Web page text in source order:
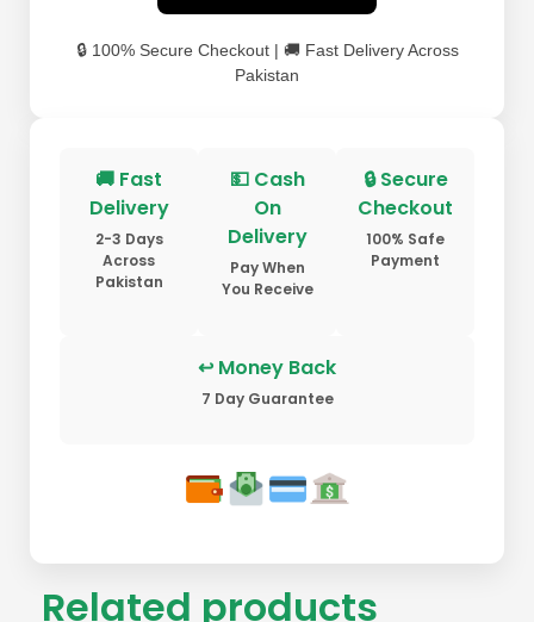
🔒 100% Secure Checkout | 🚚 Fast Delivery Across
Pakistan
🚚 Fast
Delivery
2-3 Days
Across
Pakistan
💵 Cash
On
Delivery
Pay When
You Receive
🔒 Secure
Checkout
100% Safe
Payment
↩ Money Back
7 Day Guarantee
Related products